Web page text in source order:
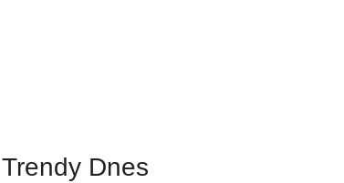
Trendy Dnes